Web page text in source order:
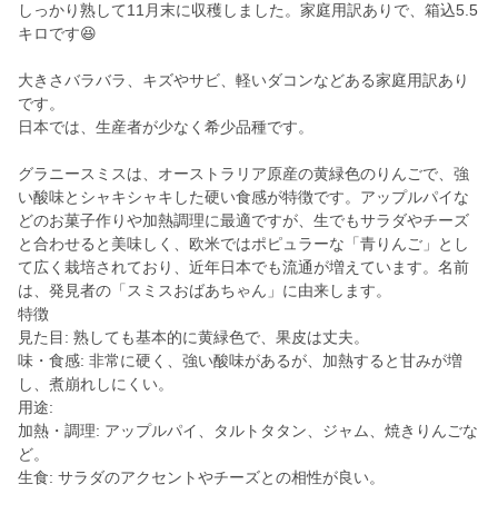
しっかり熟して11月末に収穫しました。家庭用訳ありで、箱込5.5
キロです😆
大きさバラバラ、キズやサビ、軽いダコンなどある家庭用訳あり
です。
日本では、生産者が少なく希少品種です。
グラニースミスは、オーストラリア原産の黄緑色のりんごで、強
い酸味とシャキシャキした硬い食感が特徴です。アップルパイな
どのお菓子作りや加熱調理に最適ですが、生でもサラダやチーズ
と合わせると美味しく、欧米ではポピュラーな「青りんご」とし
て広く栽培されており、近年日本でも流通が増えています。名前
は、発見者の「スミスおばあちゃん」に由来します。
特徴
見た目: 熟しても基本的に黄緑色で、果皮は丈夫。
味・食感: 非常に硬く、強い酸味があるが、加熱すると甘みが増
し、煮崩れしにくい。
用途:
加熱・調理: アップルパイ、タルトタタン、ジャム、焼きりんごな
ど。
生食: サラダのアクセントやチーズとの相性が良い。